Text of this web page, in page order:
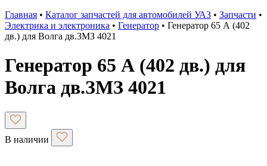
Главная • Каталог запчастей для автомобилей УАЗ • Запчасти •
Электрика и электроника • Генератор • Генератор 65 А (402
дв.) для Волга дв.ЗМЗ 4021
Генератор 65 А (402 дв.) для
Волга дв.ЗМЗ 4021
В наличии